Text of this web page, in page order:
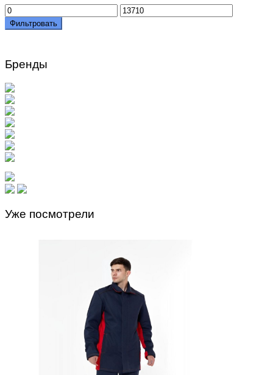
Минимальная
цена
Максимальная
цена
Фильтровать
Бренды
Уже посмотрели